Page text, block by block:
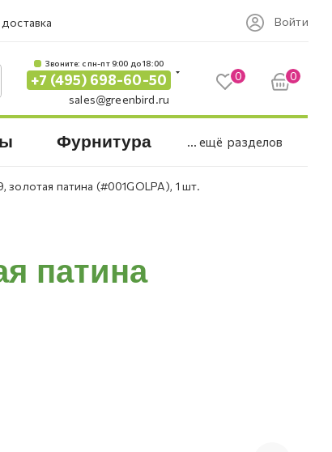
Войти
Звоните: c пн-пт 9:00 до 18:00
+7 (495) 698-60-50
sales@greenbird.ru
0 0
Фурнитура ... ещё разделов
золотая патина (#001GOLPA), 1 шт.
патина